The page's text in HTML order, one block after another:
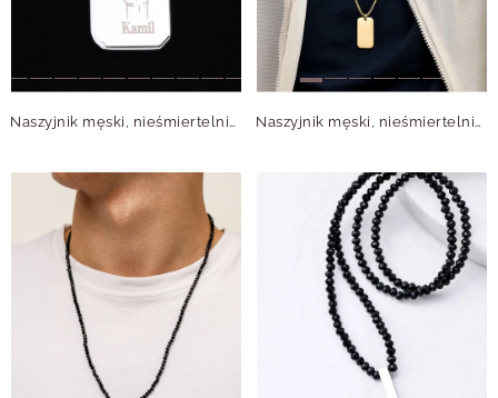
Naszyjnik męski, nieśmiertelnik, stal S311516S00 Naszyjnik męski, nieśmiertelnik, stal pozłacana S311516Z00